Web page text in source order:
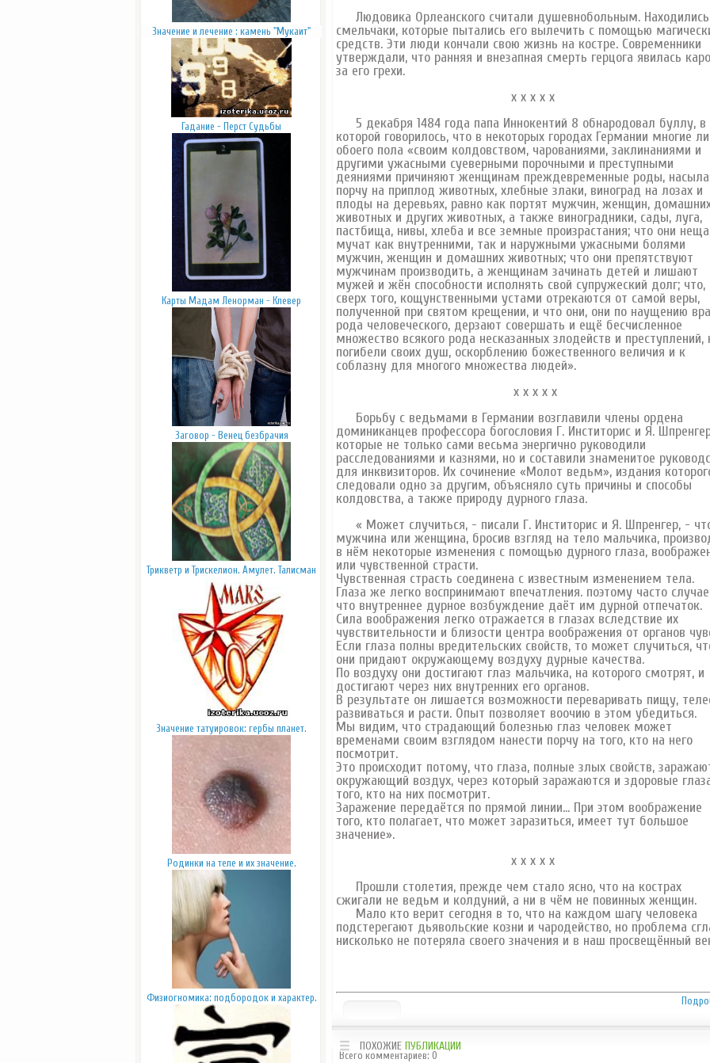
Значение и лечение : камень "Мукаит"
Гадание - Перст Судьбы
Карты Мадам Ленорман - Клевер
Заговор - Венец безбрачия
Трикветр и Трискелион. Амулет. Талисман
Значение татуировок: гербы планет.
Родинки на теле и их значение.
Физиогномика: подбородок и характер.
Людовика Орлеанского считали душевнобольным. Находились
смельчаки, которые пытались его вылечить с помощью
средств. Эти люди кончали свою жизнь на костре. Современники
утверждали, что ранняя и внезапная смерть герцога явилась
за его грехи.
х х х х х
5 декабря 1484 года папа Иннокентий 8 обнародовал буллу, в
которой говорилось, что в некоторых городах Германии многие
обоего пола «своим колдовством, чарованиями, заклинаниями и
другими ужасными суеверными порочными и преступными
деяниями причиняют женщинам преждевременные роды,
порчу на приплод животных, хлебные злаки, виноград на лозах и
плоды на деревьях, равно как портят мужчин, женщин,
животных и других животных, а также виноградники, сады, луга,
пастбища, нивы, хлеба и все земные произрастания; что они
мучат как внутренними, так и наружными ужасными болями
мужчин, женщин и домашних животных; что они препятствуют
мужчинам производить, а женщинам зачинать детей и лишают
мужей и жён способности исполнять свой супружеский долг; что,
сверх того, кощунственными устами отрекаются от самой веры,
полученной при святом крещении, и что они, они по наущению
рода человеческого, дерзают совершать и ещё бесчисленное
множество всякого рода несказанных злодейств и преступлений,
погибели своих душ, оскорблению божественного величия и к
соблазну для многого множества людей».
х х х х х
Борьбу с ведьмами в Германии возглавили члены ордена
доминиканцев профессора богословия Г. Инститорис и Я.
которые не только сами весьма энергично руководили
расследованиями и казнями, но и составили знаменитое
для инквизиторов. Их сочинение «Молот ведьм», издания
следовали одно за другим, объясняло суть причины и способы
колдовства, а также природу дурного глаза.
« Может случиться, - писали Г. Инститорис и Я. Шпренгер, -
мужчина или женщина, бросив взгляд на тело мальчика,
в нём некоторые изменения с помощью дурного глаза,
или чувственной страсти.
Чувственная страсть соединена с известным изменением тела.
Глаза же легко воспринимают впечатления. поэтому часто
что внутреннее дурное возбуждение даёт им дурной отпечаток.
Сила воображения легко отражается в глазах вследствие их
чувствительности и близости центра воображения от органов
Если глаза полны вредительских свойств, то может случиться,
они придают окружающему воздуху дурные качества.
По воздуху они достигают глаз мальчика, на которого смотрят, и
достигают через них внутренних его органов.
В результате он лишается возможности переваривать пищу,
развиваться и расти. Опыт позволяет воочию в этом убедиться.
Мы видим, что страдающий болезнью глаз человек может
временами своим взглядом нанести порчу на того, кто на него
посмотрит.
Это происходит потому, что глаза, полные злых свойств,
окружающий воздух, через который заражаются и здоровые
того, кто на них посмотрит.
Заражение передаётся по прямой линии… При этом воображение
того, кто полагает, что может заразиться, имеет тут большое
значение».
х х х х х
Прошли столетия, прежде чем стало ясно, что на кострах
сжигали не ведьм и колдуний, а ни в чём не повинных женщин.
Мало кто верит сегодня в то, что на каждом шагу человека
подстерегают дьявольские козни и чародейство, но проблема
нисколько не потеряла своего значения и в наш просвещённый
ПОХОЖИЕ ПУБЛИКАЦИИ
Всего комментариев: 0